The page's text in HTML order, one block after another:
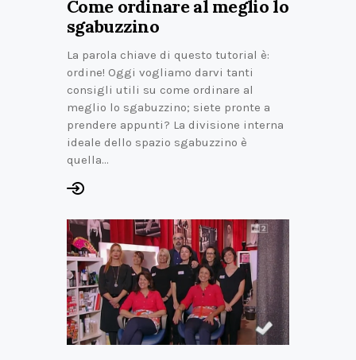
Come ordinare al meglio lo
sgabuzzino
La parola chiave di questo tutorial è:
ordine! Oggi vogliamo darvi tanti
consigli utili su come ordinare al
meglio lo sgabuzzino; siete pronte a
prendere appunti? La divisione interna
ideale dello spazio sgabuzzino è
quella…